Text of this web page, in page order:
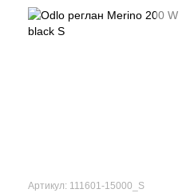
Артикул: 111601-15000_S